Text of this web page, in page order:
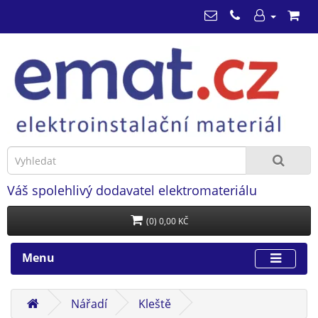
Váš spolehlivý dodavatel elektromateriálu
(0) 0,00 KČ
Menu
Nářadí Kleště